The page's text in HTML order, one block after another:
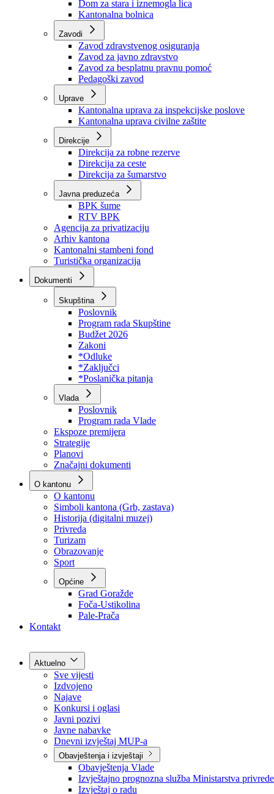
Ustanove
Centar za socijalni rad
Dom za stara i iznemogla lica
Kantonalna bolnica
Zavodi
Zavod zdravstvenog osiguranja
Zavod za javno zdravstvo
Zavod za besplatnu pravnu pomoć
Pedagoški zavod
Kantonalna uprava za inspekcijske poslove
Kantonalna uprava civilne zaštite
Direkcije
Direkcija za robne rezerve
Direkcija za ceste
Direkcija za šumarstvo
Javna preduzeća
BPK šume
RTV BPK
Agencija za privatizaciju
Arhiv kantona
Kantonalni stambeni fond
Turistička organizacija
Dokumenti
Skupština
Poslovnik
Program rada Skupštine
Budžet 2026
Zakoni
*Odluke
*Zaključci
*Poslanička pitanja
Vlada
Poslovnik
Program rada Vlade
Ekspoze premijera
Strategije
Planovi
Značajni dokumenti
O kantonu
O kantonu
Simboli kantona (Grb, zastava)
Historija (digitalni muzej)
Privreda
Turizam
Obrazovanje
Sport
Općine
Kontakt
Aktuelno
Sve vijesti
Izdvojeno
Najave
Konkursi i oglasi
Javni pozivi
Javne nabavke
Dnevni izvještaj MUP-a
Obavještenja i izvještaji